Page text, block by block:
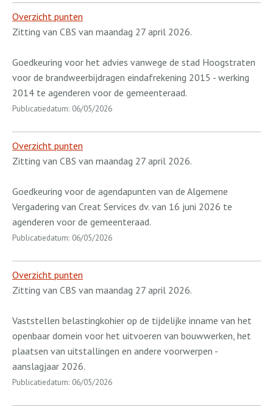
Overzicht punten
Zitting van CBS van maandag 27 april 2026.
Goedkeuring voor het advies vanwege de stad Hoogstraten
voor de brandweerbijdragen eindafrekening 2015 - werking
2014 te agenderen voor de gemeenteraad.
Publicatiedatum: 06/05/2026
Overzicht punten
Zitting van CBS van maandag 27 april 2026.
Goedkeuring voor de agendapunten van de Algemene
Vergadering van Creat Services dv. van 16 juni 2026 te
agenderen voor de gemeenteraad.
Publicatiedatum: 06/05/2026
Overzicht punten
Zitting van CBS van maandag 27 april 2026.
Vaststellen belastingkohier op de tijdelijke inname van het
openbaar domein voor het uitvoeren van bouwwerken, het
plaatsen van uitstallingen en andere voorwerpen -
aanslagjaar 2026.
Publicatiedatum: 06/05/2026